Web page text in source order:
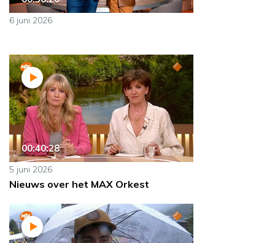
6 juni 2026
00:40:28
5 juni 2026
Nieuws over het MAX Orkest